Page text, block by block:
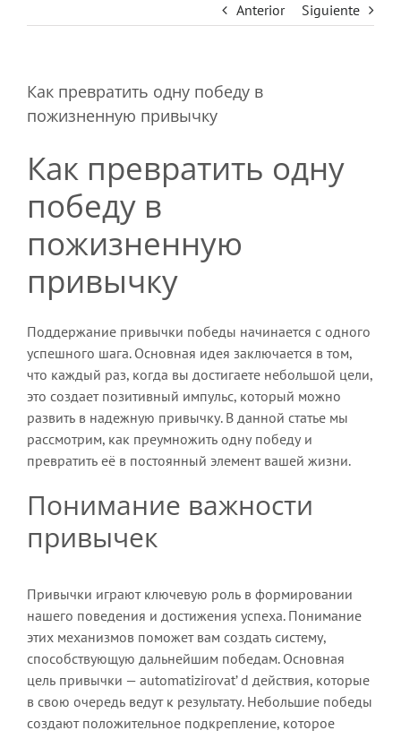
Anterior Siguiente
Как превратить одну победу в
пожизненную привычку
Как превратить одну
победу в
пожизненную
привычку
Поддержание привычки победы начинается с одного
успешного шага. Основная идея заключается в том,
что каждый раз, когда вы достигаете небольшой цели,
это создает позитивный импульс, который можно
развить в надежную привычку. В данной статье мы
рассмотрим, как преумножить одну победу и
превратить её в постоянный элемент вашей жизни.
Понимание важности
привычек
Привычки играют ключевую роль в формировании
нашего поведения и достижения успеха. Понимание
этих механизмов поможет вам создать систему,
способствующую дальнейшим победам. Основная
цель привычки — automatizirovat’ d действия, которые
в свою очередь ведут к результату. Небольшие победы
создают положительное подкрепление, которое